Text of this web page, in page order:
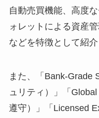
自動売買機能、高度
ォレットによる資産
などを特徴として紹介
また、「Bank-Grade
ュリティ）」「
遵守）」「Licensed